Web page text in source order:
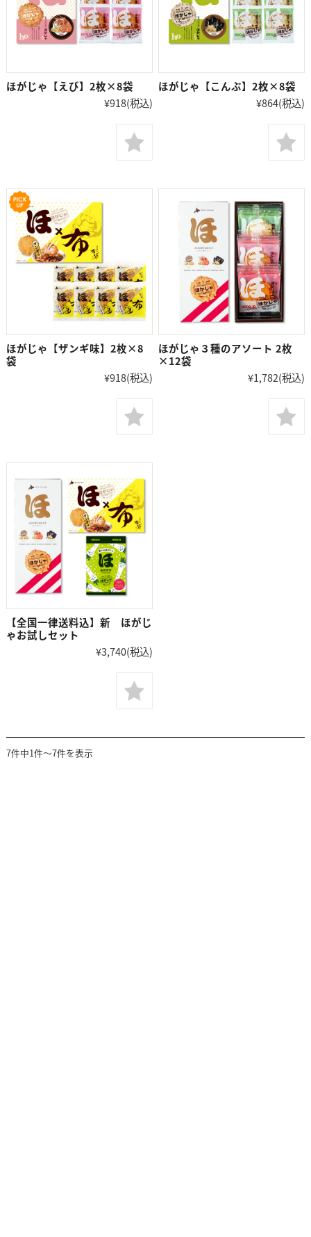
ほがじゃ【えび】2枚×8袋
¥918(税込)
ほがじゃ【こんぶ】2枚×8袋
¥864(税込)
ほがじゃ【ザンギ味】2枚×8
袋
¥918(税込)
ほがじゃ３種のアソート 2枚
×12袋
¥1,782(税込)
【全国一律送料込】新 ほがじ
ゃお試しセット
¥3,740(税込)
7件中1件～7件を表示